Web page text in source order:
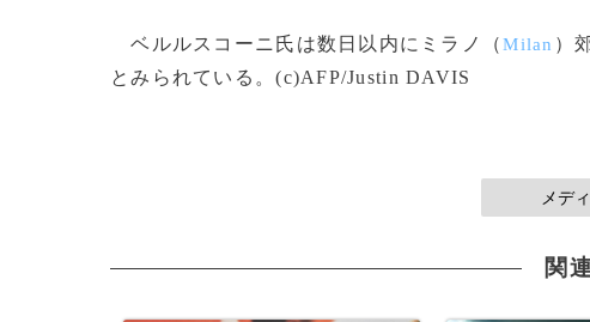
ベルルスコーニ氏は数日以内にミラノ（Milan ）
とみられている。(c)AFP/Justin DAVIS
メデ
関